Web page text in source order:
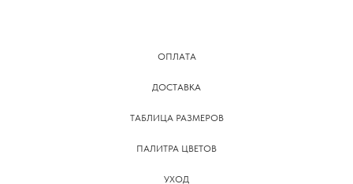
ОПЛАТА
ДОСТАВКА
ТАБЛИЦА РАЗМЕРОВ
ПАЛИТРА ЦВЕТОВ
УХОД